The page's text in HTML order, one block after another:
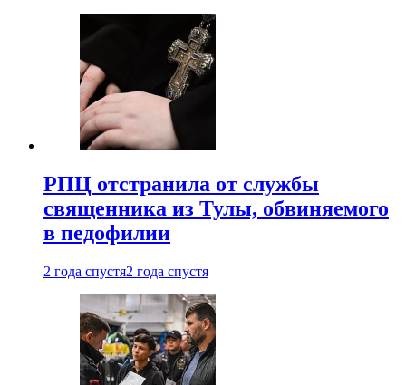
РПЦ отстранила от службы
священника из Тулы, обвиняемого
в педофилии
2 года спустя2 года спустя